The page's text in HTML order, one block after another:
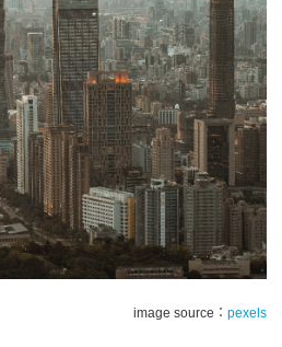
image source： pexels